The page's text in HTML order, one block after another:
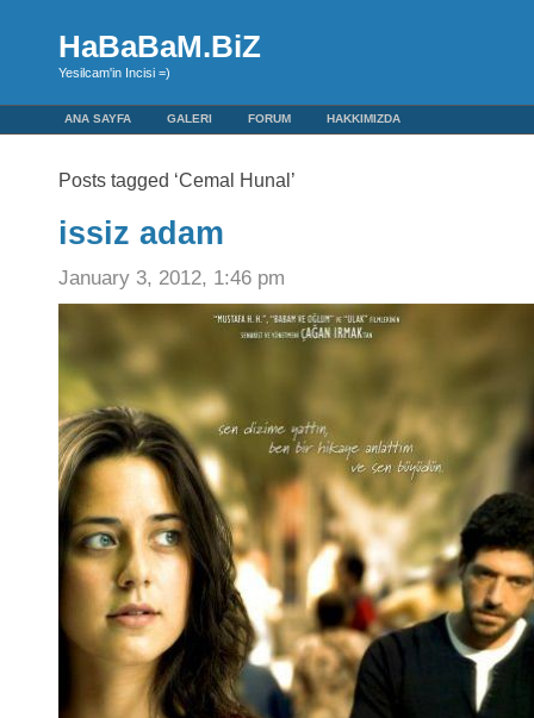
HaBaBaM.BiZ
Yesilcam'in Incisi =)
ANA SAYFA GALERI FORUM HAKKIMIZDA
Posts tagged ‘Cemal Hunal’
issiz adam
January 3, 2012, 1:46 pm